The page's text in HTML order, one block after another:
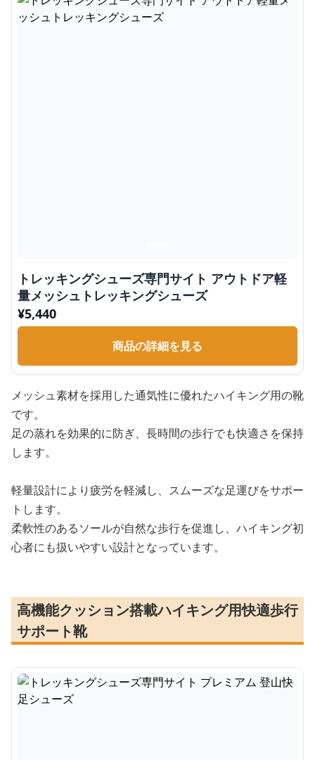
トレッキングシューズ専門サイト アウトドア軽
量メッシュトレッキングシューズ
¥5,440
商品の詳細を見る
メッシュ素材を採用した通気性に優れたハイキング用の靴
です。
足の蒸れを効果的に防ぎ、長時間の歩行でも快適さを保持
します。
軽量設計により疲労を軽減し、スムーズな足運びをサポー
トします。
柔軟性のあるソールが自然な歩行を促進し、ハイキング初
心者にも扱いやすい設計となっています。
高機能クッション搭載ハイキング用快適歩行
サポート靴